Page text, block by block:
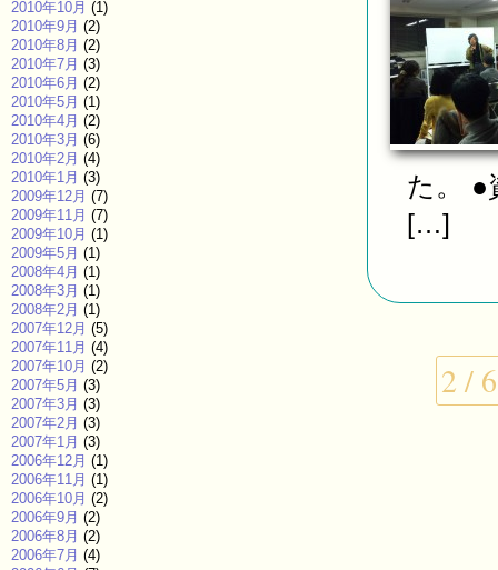
た。 ●
[…]
2 / 6
2010年10月 (1)
2010年9月 (2)
2010年8月 (2)
2010年7月 (3)
2010年6月 (2)
2010年5月 (1)
2010年4月 (2)
2010年3月 (6)
2010年2月 (4)
2010年1月 (3)
2009年12月 (7)
2009年11月 (7)
2009年10月 (1)
2009年5月 (1)
2008年4月 (1)
2008年3月 (1)
2008年2月 (1)
2007年12月 (5)
2007年11月 (4)
2007年10月 (2)
2007年5月 (3)
2007年3月 (3)
2007年2月 (3)
2007年1月 (3)
2006年12月 (1)
2006年11月 (1)
2006年10月 (2)
2006年9月 (2)
2006年8月 (2)
2006年7月 (4)